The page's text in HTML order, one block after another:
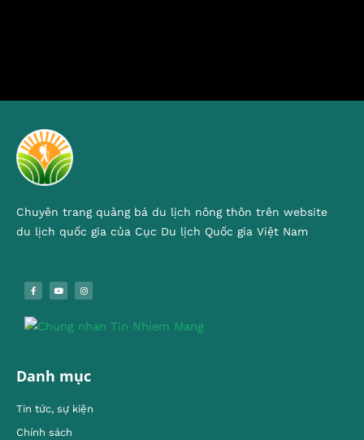
Chuyên trang quảng bá du lịch nông thôn trên website
du lịch quốc gia của Cục Du lịch Quốc gia Việt Nam
Danh mục
Tin tức, sự kiện
Chính sách